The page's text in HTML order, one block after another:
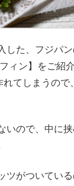
した、フジパ
ィン】をご紹
てしまうので
いので、中に
ツがついてい